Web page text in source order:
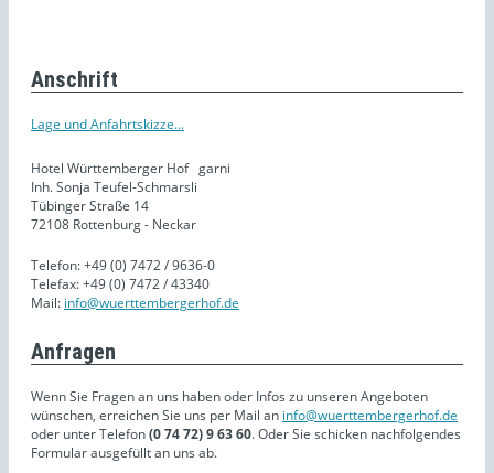
Anschrift
Lage und Anfahrtskizze...
Hotel Württemberger Hof garni
Inh. Sonja Teufel-Schmarsli
Tübinger Straße 14
72108 Rottenburg - Neckar
Telefon: +49 (0) 7472 / 9636-0
Telefax: +49 (0) 7472 / 43340
Mail: info@wuerttembergerhof.de
Anfragen
Wenn Sie Fragen an uns haben oder Infos zu unseren Angeboten
wünschen, erreichen Sie uns per Mail an info@wuerttembergerhof.de
oder unter Telefon(0 74 72) 9 63 60. Oder Sie schicken nachfolgendes
Formular ausgefüllt an uns ab.